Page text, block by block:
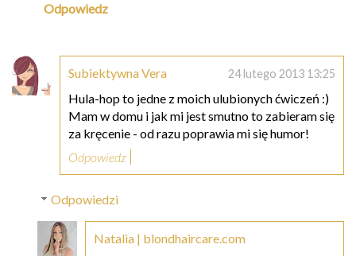
Odpowiedz
Subiektywna Vera 24 lutego 2013 13:25
Hula-hop to jedne z moich ulubionych ćwiczeń :)
Mam w domu i jak mi jest smutno to zabieram się
za kręcenie - od razu poprawia mi się humor!
Odpowiedz
Odpowiedzi
Natalia | blondhaircare.com